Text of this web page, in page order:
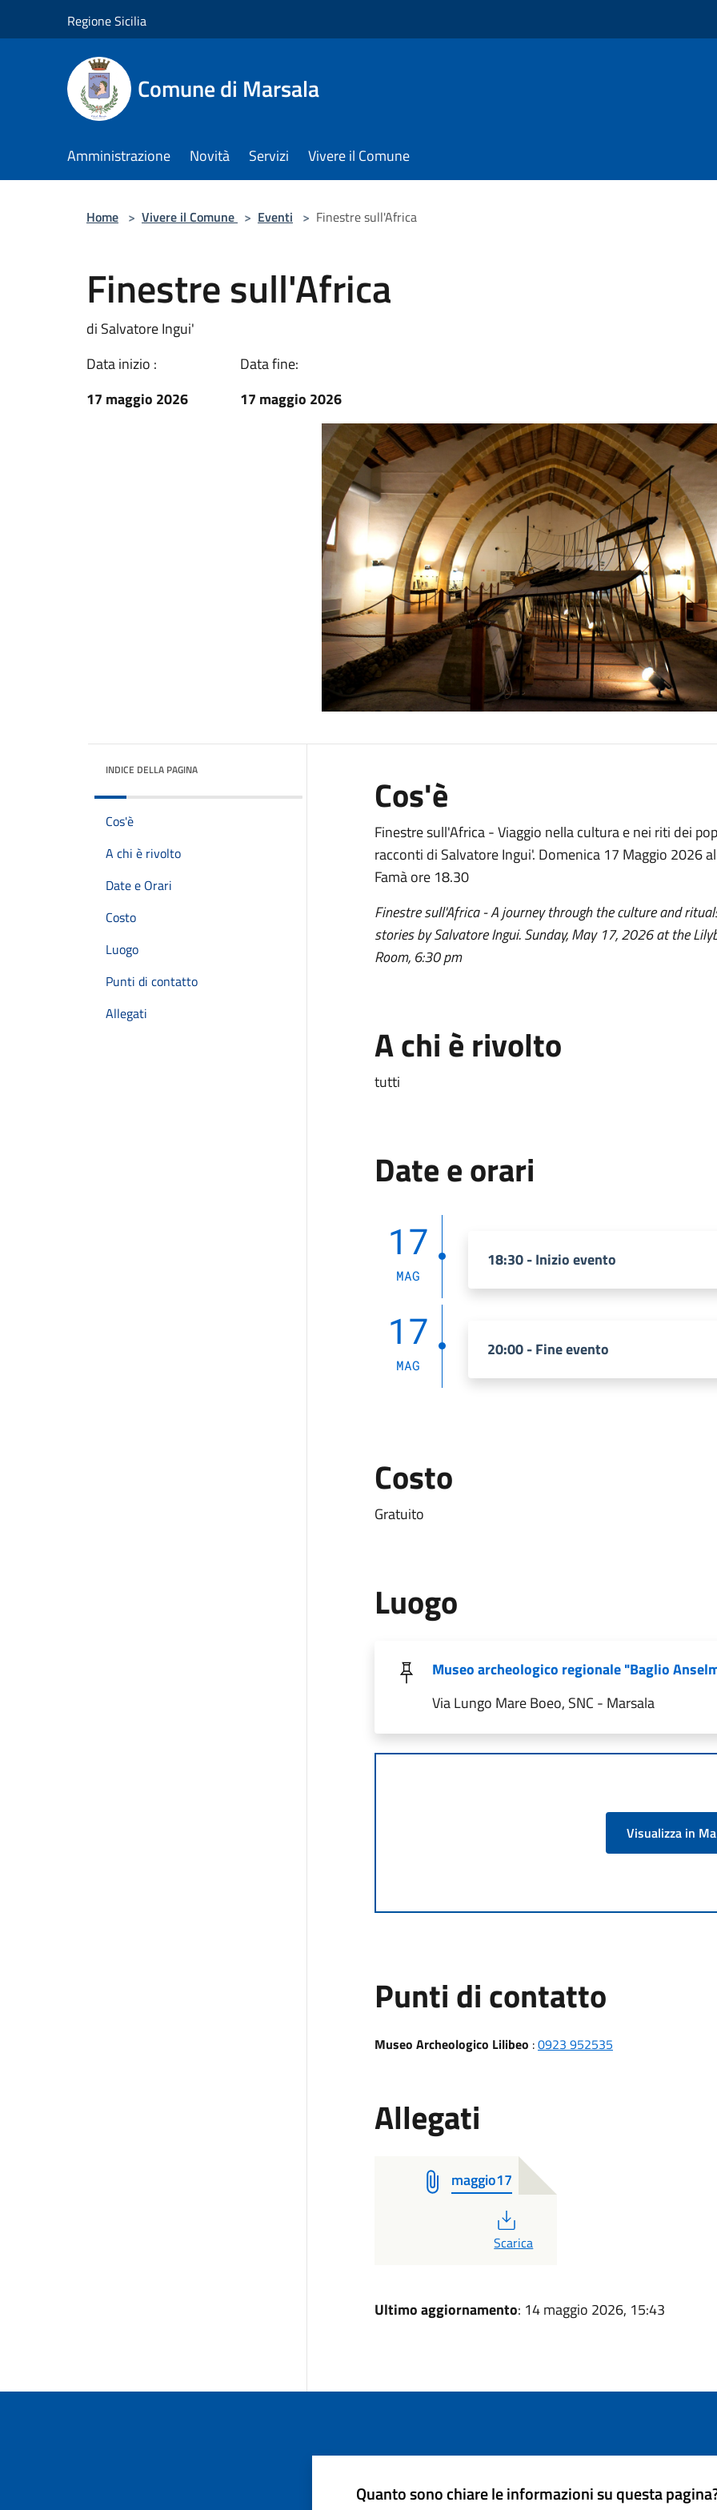
Regione Sicilia
Comune di Marsala
Amministrazione Novità Servizi Vivere il Comune
Home > Vivere il Comune > Eventi > Finestre sull'Africa
Finestre sull'Africa
di Salvatore Ingui'
Data inizio :
17 maggio 2026
Data fine:
17 maggio 2026
INDICE DELLA PAGINA
Cos'è
A chi è rivolto
Date e Orari
Costo
Luogo
Punti di contatto
Allegati
Cos'è
Finestre sull'Africa - Viaggio nella cultura e nei riti dei
racconti di Salvatore Ingui'. Domenica 17 Maggio 2026
Famà ore 18.30
Finestre sull'Africa - A journey through the culture and
stories by Salvatore Ingui. Sunday, May 17, 2026 at the
Room, 6:30 pm
A chi è rivolto
tutti
Date e orari
17
MAG
18:30 - Inizio evento
17
MAG
20:00 - Fine evento
Costo
Gratuito
Luogo
Museo archeologico regionale "Baglio
Via Lungo Mare Boeo, SNC - Marsala
Visualizza in
Punti di contatto
Museo Archeologico Lilibeo :0923 952535
Allegati
maggio17
PDF
Scarica
Ultimo aggiornamento: 14 maggio 2026, 15:43
Quanto sono chiare le informazioni su questa